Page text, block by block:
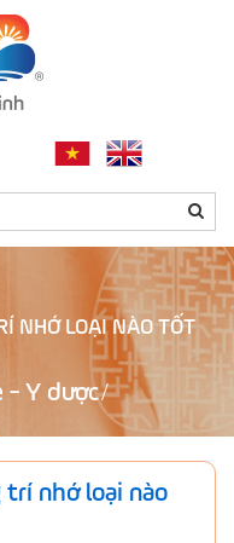
NHỚ LOẠI NÀO TỐT
- Y dược
trí nhớ loại nào